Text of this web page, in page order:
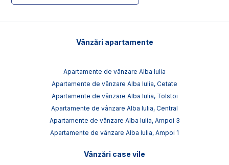
Vânzări apartamente
Apartamente de vânzare Alba Iulia
Apartamente de vânzare Alba Iulia, Cetate
Apartamente de vânzare Alba Iulia, Tolstoi
Apartamente de vânzare Alba Iulia, Central
Apartamente de vânzare Alba Iulia, Ampoi 3
Apartamente de vânzare Alba Iulia, Ampoi 1
Vânzări case vile